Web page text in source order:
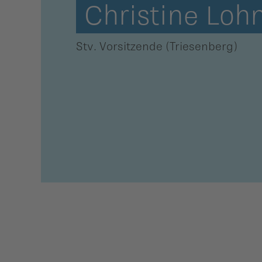
Christine
Stv. Vorsitzende (Triesenberg)